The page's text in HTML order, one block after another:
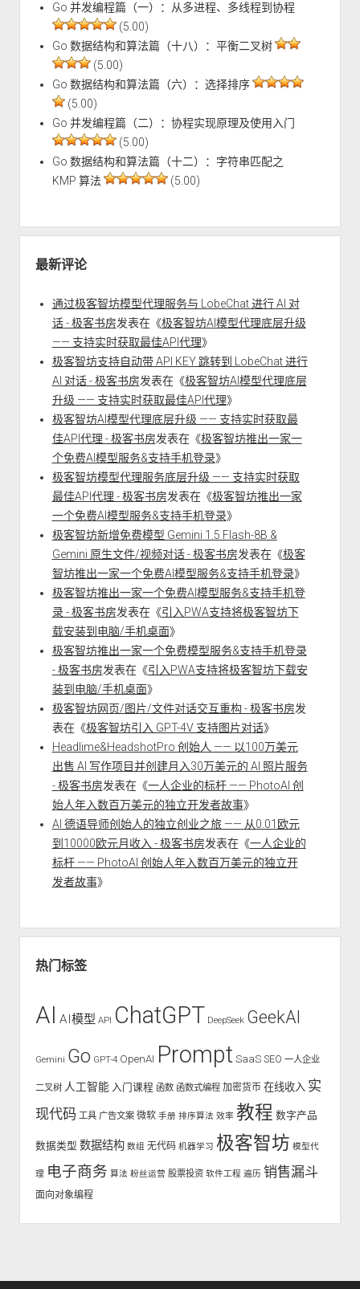
Go 并发编程篇（一）：从多进程、多线程到协程
(5.00)
Go 数据结构和算法篇（十八）：平衡二叉树
(5.00)
Go 数据结构和算法篇（六）：选择排序
(5.00)
Go 并发编程篇（二）：协程实现原理及使用入门
(5.00)
Go 数据结构和算法篇（十二）：字符串匹配之
KMP 算法
(5.00)
最新评论
通过极客智坊模型代理服务与 LobeChat 进行 AI 对
话 - 极客书房发表在《极客智坊AI模型代理底层升级
—— 支持实时获取最佳API代理》
极客智坊支持自动带 API KEY 跳转到 LobeChat 进行
AI 对话 - 极客书房发表在《极客智坊AI模型代理底层
升级 —— 支持实时获取最佳API代理》
极客智坊AI模型代理底层升级 —— 支持实时获取最
佳API代理 - 极客书房发表在《极客智坊推出一家一
个免费AI模型服务&支持手机登录》
极客智坊模型代理服务底层升级 —— 支持实时获取
最佳API代理 - 极客书房发表在《极客智坊推出一家
一个免费AI模型服务&支持手机登录》
极客智坊新增免费模型 Gemini 1.5 Flash-8B &
Gemini 原生文件/视频对话 - 极客书房发表在《极客
智坊推出一家一个免费AI模型服务&支持手机登录》
极客智坊推出一家一个免费AI模型服务&支持手机登
录 - 极客书房发表在《引入PWA支持将极客智坊下
载安装到电脑/手机桌面》
极客智坊推出一家一个免费模型服务&支持手机登录
- 极客书房发表在《引入PWA支持将极客智坊下载安
装到电脑/手机桌面》
极客智坊网页/图片/文件对话交互重构 - 极客书房发
表在《极客智坊引入 GPT-4V 支持图片对话》
Headlime&HeadshotPro 创始人 —— 以100万美元
出售 AI 写作项目并创建月入30万美元的 AI 照片服务
- 极客书房发表在《一人企业的标杆 —— PhotoAI 创
始人年入数百万美元的独立开发者故事》
AI 德语导师创始人的独立创业之旅 —— 从0.01欧元
到10000欧元月收入 - 极客书房发表在《一人企业的
标杆 —— PhotoAI 创始人年入数百万美元的独立开
发者故事》
热门标签
AI AI模型 API ChatGPT DeepSeek GeekAI
Gemini Go GPT-4 OpenAI Prompt SaaS SEO 一人企业
二叉树 人工智能 入门课程 函数 函数式编程 加密货币 在线收入 实
现代码 工具 广告文案 微软 手册 排序算法 效率 教程 数字产品
数据类型 数据结构 数组 无代码 机器学习 极客智坊 模型代
理 电子商务 算法 粉丝运营 股票投资 软件工程 遍历 销售漏斗
面向对象编程